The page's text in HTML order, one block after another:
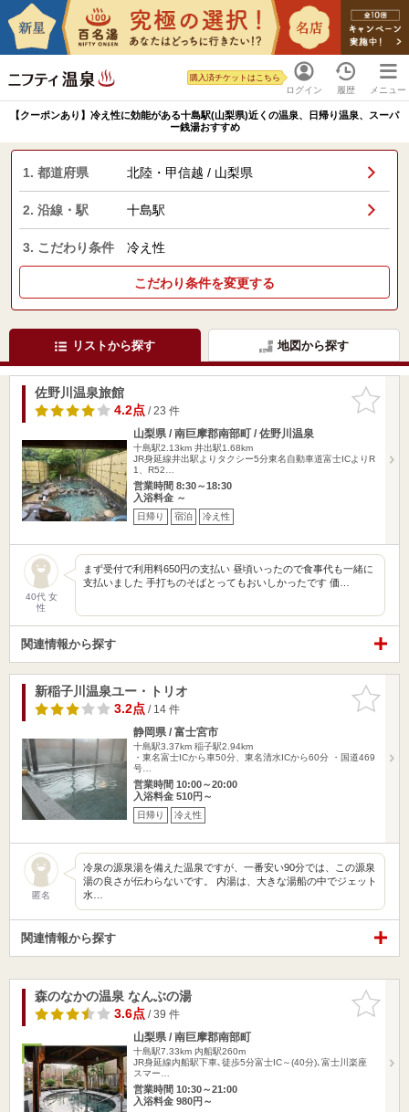
ログイン
購入済チケットはこちら
履歴 メニュー
【クーポンあり】冷え性に効能がある十島駅(山梨県)近くの温泉、日帰り温泉、スーパ
ー銭湯おすすめ
1. 都道府県 北陸・甲信越 / 山梨県
2. 沿線・駅 十島駅
3. こだわり条件 冷え性
こだわり条件を変更する
リストから探す 地図から探す
お気に入
りに追加
佐野川温泉旅館
4.2点/ 23 件
山梨県 / 南巨摩郡南部町 / 佐野川温泉
十島駅2.13km 井出駅1.68km
JR身延線井出駅よりタクシー5分東名自動車道富士ICよりR
1、R52…
営業時間 8:30～18:30
入浴料金 ～
日帰り 宿泊 冷え性
40代 女
性
まず受付で利用料650円の支払い 昼頃いったので食事代も一緒に
支払いました 手打ちのそばとってもおいしかったです 価…
関連情報から探す
お気に入
りに追加
新稲子川温泉ユー・トリオ
3.2点/ 14 件
静岡県 / 富士宮市
十島駅3.37km 稲子駅2.94km
・東名富士ICから車50分、東名清水ICから60分 ・国道469
号…
営業時間 10:00～20:00
入浴料金 510円～
日帰り 冷え性
匿名
冷泉の源泉湯を備えた温泉ですが、一番安い90分では、この源泉
湯の良さが伝わらないです。 内湯は、大きな湯船の中でジェット
水…
関連情報から探す
お気に入
りに追加
森のなかの温泉 なんぶの湯
3.6点/ 39 件
山梨県 / 南巨摩郡南部町
十島駅7.33km 内船駅260m
JR身延線内船駅下車､徒歩5分富士IC～(40分)､富士川楽座
スマー…
営業時間 10:30～21:00
入浴料金 980円～